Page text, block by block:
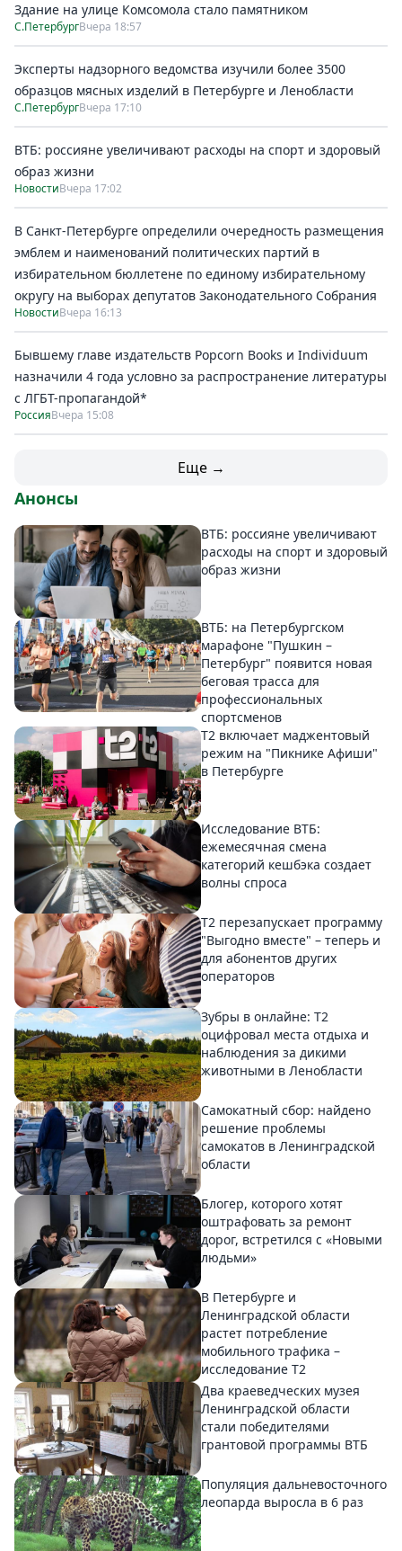
Здание на улице Комсомола стало памятником
С.ПетербургВчера 18:57
Эксперты надзорного ведомства изучили более 3500
образцов мясных изделий в Петербурге и Ленобласти
С.ПетербургВчера 17:10
ВТБ: россияне увеличивают расходы на спорт и здоровый
образ жизни
НовостиВчера 17:02
В Санкт-Петербурге определили очередность размещения
эмблем и наименований политических партий в
избирательном бюллетене по единому избирательному
округу на выборах депутатов Законодательного Собрания
НовостиВчера 16:13
Бывшему главе издательств Popcorn Books и Individuum
назначили 4 года условно за распространение литературы
с ЛГБТ-пропагандой*
РоссияВчера 15:08
Еще →
Анонсы
ВТБ: россияне увеличивают
расходы на спорт и здоровый
образ жизни
ВТБ: на Петербургском
марафоне "Пушкин –
Петербург" появится новая
беговая трасса для
профессиональных
спортсменов
Т2 включает маджентовый
режим на "Пикнике Афиши"
в Петербурге
Исследование ВТБ:
ежемесячная смена
категорий кешбэка создает
волны спроса
Т2 перезапускает программу
"Выгодно вместе" – теперь и
для абонентов других
операторов
Зубры в онлайне: Т2
оцифровал места отдыха и
наблюдения за дикими
животными в Ленобласти
Самокатный сбор: найдено
решение проблемы
самокатов в Ленинградской
области
Блогер, которого хотят
оштрафовать за ремонт
дорог, встретился с «Новыми
людьми»
В Петербурге и
Ленинградской области
растет потребление
мобильного трафика –
исследование T2
Два краеведческих музея
Ленинградской области
стали победителями
грантовой программы ВТБ
Популяция дальневосточного
леопарда выросла в 6 раз